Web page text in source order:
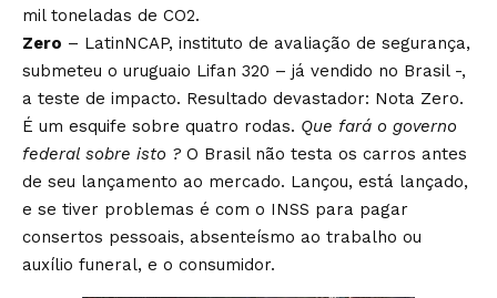
mil toneladas de CO2.
Zero – LatinNCAP, instituto de avaliação de segurança,
submeteu o uruguaio Lifan 320 – já vendido no Brasil -,
a teste de impacto. Resultado devastador: Nota Zero.
É um esquife sobre quatro rodas. Que fará o governo
federal sobre isto ? O Brasil não testa os carros antes
de seu lançamento ao mercado. Lançou, está lançado,
e se tiver problemas é com o INSS para pagar
consertos pessoais, absenteísmo ao trabalho ou
auxílio funeral, e o consumidor.